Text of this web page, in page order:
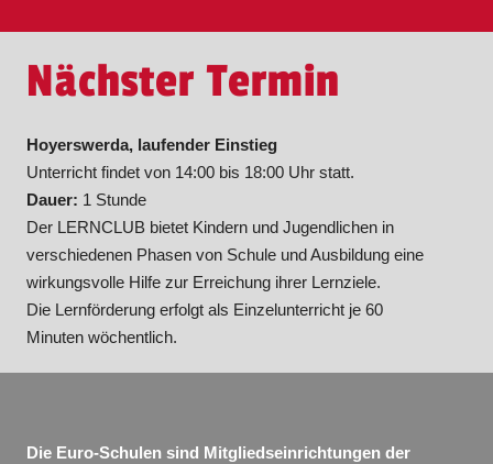
Nächster Termin
Hoyerswerda, laufender Einstieg
Unterricht findet von 14:00 bis 18:00 Uhr statt.
Dauer: 1 Stunde
Der LERNCLUB bietet Kindern und Jugendlichen in
verschiedenen Phasen von Schule und Ausbildung eine
wirkungsvolle Hilfe zur Erreichung ihrer Lernziele.
Die Lernförderung erfolgt als Einzelunterricht je 60
Minuten wöchentlich.
Die Euro-Schulen sind Mitgliedseinrichtungen der